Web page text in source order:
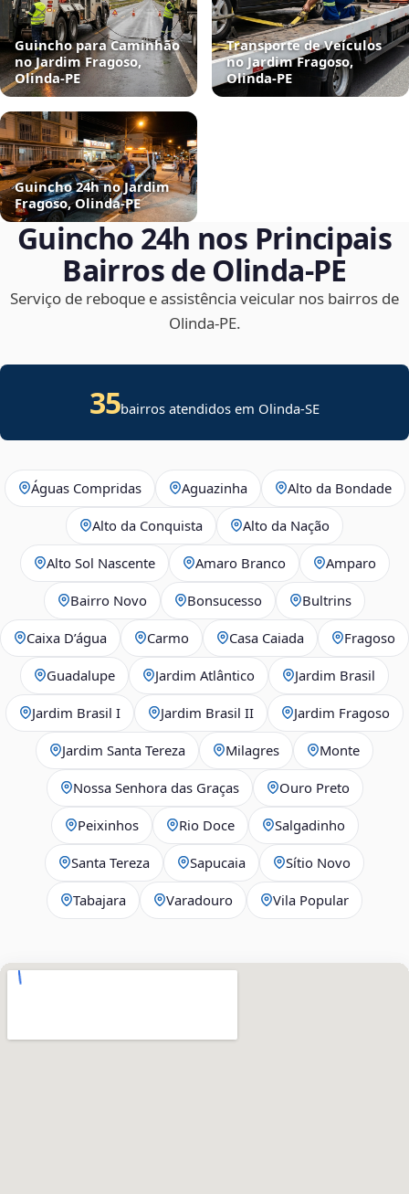
Guincho para Caminhão
no Jardim Fragoso,
Olinda‑PE
Transporte de Veículos
no Jardim Fragoso,
Olinda‑PE
Guincho 24h no Jardim
Fragoso, Olinda‑PE
Guincho 24h nos Principais
Bairros de Olinda‑PE
Serviço de reboque e assistência veicular nos bairros de
Olinda‑PE.
35bairros atendidos em Olinda-SE
Águas Compridas Aguazinha Alto da Bondade
Alto da Conquista Alto da Nação
Alto Sol Nascente Amaro Branco Amparo
Bairro Novo Bonsucesso Bultrins
Caixa D’água Carmo Casa Caiada Fragoso
Guadalupe Jardim Atlântico Jardim Brasil
Jardim Brasil I Jardim Brasil II Jardim Fragoso
Jardim Santa Tereza Milagres Monte
Nossa Senhora das Graças Ouro Preto
Peixinhos Rio Doce Salgadinho
Santa Tereza Sapucaia Sítio Novo
Tabajara Varadouro Vila Popular